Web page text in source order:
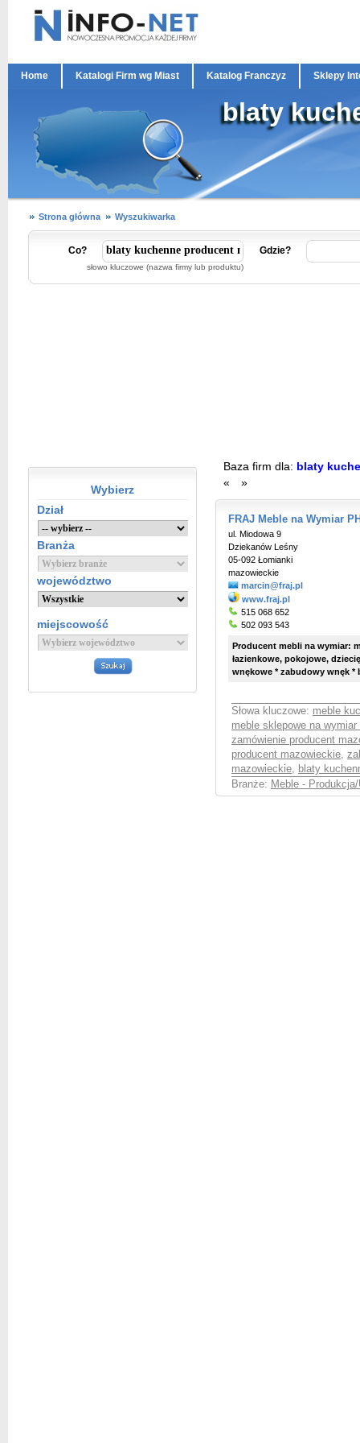
Home Katalogi Firm wg Miast Katalog Franczyz Sklepy
blaty
Strona główna Wyszukiwarka
Co?
słowo kluczowe (nazwa firmy lub produktu)
Gdzie?
Wybierz
Dział
Branża
województwo
miejscowość
Baza firm dla: blaty
«
»
FRAJ Meble na Wymiar
ul. Miodowa 9
Dziekanów Leśny
05-092 Łomianki
mazowieckie
marcin@fraj.pl
www.fraj.pl
515 068 652
502 093 543
Producent mebli na wymiar:
łazienkowe, pokojowe,
wnękowe * zabudowy wnęk *
Słowa kluczowe: meble
meble sklepowe na
zamówienie producent
producent mazowieckie,
mazowieckie, blaty
Branże: Meble - Produkcja/